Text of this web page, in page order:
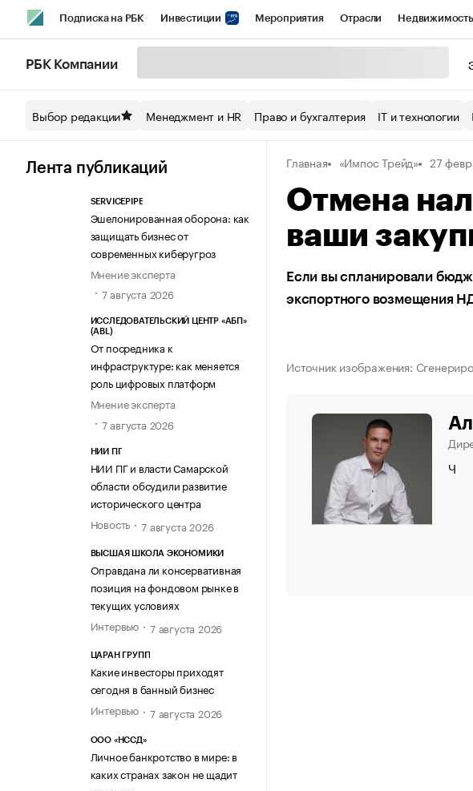
Подписка на РБК Инвестиции Мероприятия Отрасли Недвижимость
Спецпроекты СПб Конференции СПб Спецпроекты
Технологии и медиа Рынок наличной валюты
РБК Компании
Выбор редакции Менеджмент и HR Право и бухгалтерия IT и технологии
Лента публикаций
SERVICEPIPE
Эшелонированная оборона: как
защищать бизнес от
современных киберугроз
Мнение эксперта
7 августа 2026
ИССЛЕДОВАТЕЛЬСКИЙ ЦЕНТР «АБП»
(ABL)
От посредника к
инфраструктуре: как меняется
роль цифровых платформ
Мнение эксперта
7 августа 2026
НИИ ПГ
НИИ ПГ и власти Самарской
области обсудили развитие
исторического центра
Новость
7 августа 2026
ВЫСШАЯ ШКОЛА ЭКОНОМИКИ
Оправдана ли консервативная
позиция на фондовом рынке в
текущих условиях
Интервью
7 августа 2026
ЦАРАН ГРУПП
Какие инвесторы приходят
сегодня в банный бизнес
Интервью
7 августа 2026
ООО «НССД»
Личное банкротство в мире: в
каких странах закон не щадит
Главная «Импос Трейд» 27
Отмена
ваши
Если вы спланировали
экспортного возмещения
Источник изображения:
Ч